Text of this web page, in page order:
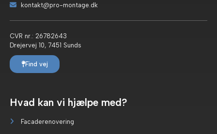
kontakt@pro-montage.dk
CVR nr.: 26782643
Drejervej 10, 7451 Sunds
Find vej
Hvad kan vi hjælpe med?
Facaderenovering